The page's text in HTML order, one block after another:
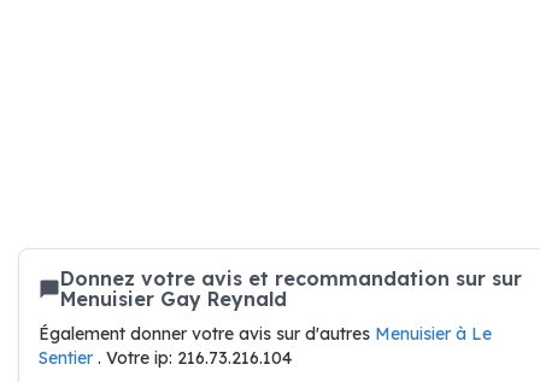
Donnez votre avis et recommandation sur sur
Menuisier Gay Reynald
Également donner votre avis sur d'autres Menuisier à Le
Sentier . Votre ip: 216.73.216.104